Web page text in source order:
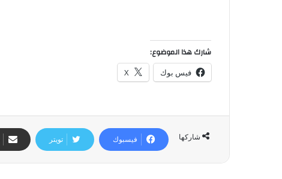
شارك هذا الموضوع:
فيس بوك X
شاركها فيسبوك تويتر